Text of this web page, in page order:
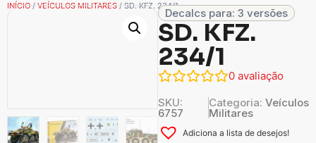
INÍCIO / VEÍCULOS MILITARES / SD. KFZ. 234/1
Decalcs para: 3 versões
SD. KFZ.
234/1
0 avaliação
SKU:
6757
Categoria: Veículos
Militares
Adiciona a lista de desejos!